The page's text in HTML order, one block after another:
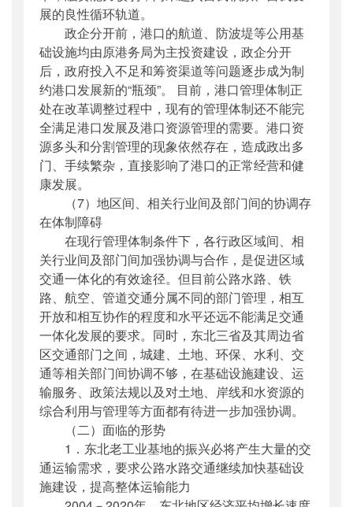
展的良性循环轨道。
政企分开前，港口的航道、防波堤等公用基
础设施均由原港务局为主投资建设，政企分开
后，政府投入不足和筹资渠道等问题逐步成为制
约港口发展新的“瓶颈”。 目前，港口管理体制正
处在改革调整过程中，现有的管理体制还不能完
全满足港口发展及港口资源管理的需要。港口资
源多头和分割管理的现象依然存在，造成政出多
门、手续繁杂，直接影响了港口的正常经营和健
康发展。
（7）地区间、相关行业间及部门间的协调存
在体制障碍
在现行管理体制条件下，各行政区域间、相
关行业间及部门间加强协调与合作，是促进区域
交通一体化的有效途径。但目前公路水路、铁
路、航空、管道交通分属不同的部门管理，相互
开放和相互协作的程度和水平还远不能满足交通
一体化发展的要求。同时，东北三省及其周边省
区交通部门之间，城建、土地、环保、水利、交
通等相关部门间协调不够，在基础设施建设、运
输服务、政策法规以及对土地、岸线和水资源的
综合利用与管理等方面都有待进一步加强协调。
（二）面临的形势
1．东北老工业基地的振兴必将产生大量的交
通运输需求，要求公路水路交通继续加快基础设
施建设，提高整体运输能力